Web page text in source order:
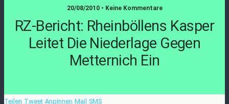
20/08/2010 • Keine Kommentare
RZ-Bericht: Rheinböllens Kasper
Leitet Die Niederlage Gegen
Metternich Ein
Teilen Tweet Anpinnen Mail SMS